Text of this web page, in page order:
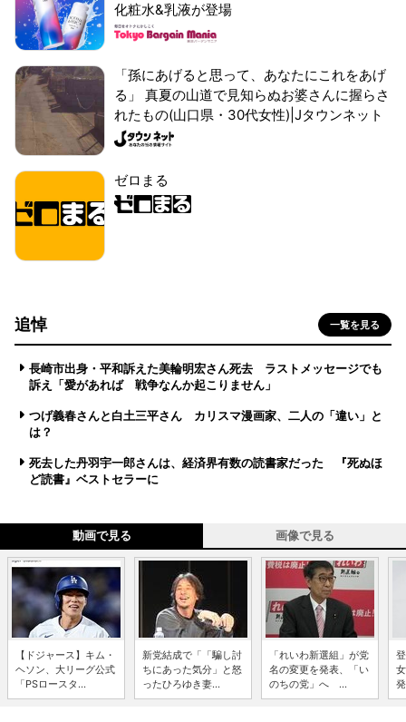
化粧水&乳液が登場
「孫にあげると思って、あなたにこれをあげ
る」 真夏の山道で見知らぬお婆さんに握らさ
れたもの(山口県・30代女性)|Jタウンネット
ゼロまる
追悼 一覧を見る
長崎市出身・平和訴えた美輪明宏さん死去 ラストメッセージでも
訴え「愛があれば 戦争なんか起こりません」
つげ義春さんと白土三平さん カリスマ漫画家、二人の「違い」と
は？
死去した丹羽宇一郎さんは、経済界有数の読書家だった 『死ぬほ
ど読書』ベストセラーに
動画で見る 画像で見る
【ドジャース】キム・
ヘソン、大リーグ公式
「PSロースタ...
新党結成で「「騙し討
ちにあった気分」と怒
ったひろゆき妻...
「れいわ新選組」が党
名の変更を発表、「い
のちの党」へ ...